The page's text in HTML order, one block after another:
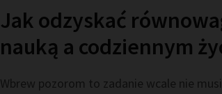
Jak odzyskać
nauką a codziennym
Wbrew pozorom to zadanie wcale nie